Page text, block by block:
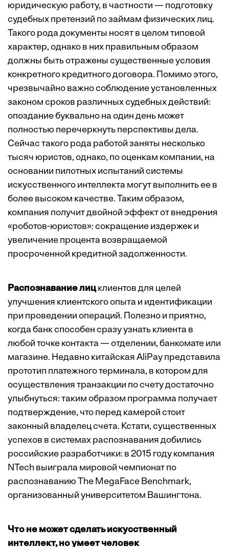
юридическую работу, в частности — подготовку
судебных претензий по займам физических лиц.
Такого рода документы носят в целом типовой
характер, однако в них правильным образом
должны быть отражены существенные условия
конкретного кредитного договора. Помимо этого,
чрезвычайно важно соблюдение установленных
законом сроков различных судебных действий:
опоздание буквально на один день может
полностью перечеркнуть перспективы дела.
Сейчас такого рода работой заняты несколько
тысяч юристов, однако, по оценкам компании, на
основании пилотных испытаний системы
искусственного интеллекта могут выполнить ее в
более высоком качестве. Таким образом,
компания получит двойной эффект от внедрения
«роботов-юристов»: сокращение издержек и
увеличение процента возвращаемой
просроченной кредитной задолженности.
Распознавание лицклиентов для целей
улучшения клиентского опыта и идентификации
при проведении операций. Полезно и приятно,
когда банк способен сразу узнать клиента в
любой точке контакта — отделении, банкомате или
магазине. Недавно китайская AliPay представила
прототип платежного терминала, в котором для
осуществления транзакции по счету достаточно
улыбнуться: таким образом программа получает
подтверждение, что перед камерой стоит
законный владелец счета. Кстати, существенных
успехов в системах распознавания добились
российские разработчики: в 2015 году компания
NTech выиграла мировой чемпионат по
распознаванию The MegaFace Benchmark,
организованный университетом Вашингтона.
Что не может сделать искусственный
интеллект, но умеет человек